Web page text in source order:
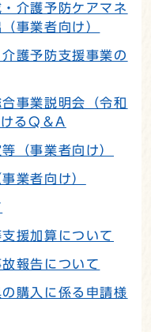
介護予防ケアマネ
事業者向け）
護予防支援事業の
事業説明会（令和
るQ＆A
（事業者向け）
業者向け）
援加算について
報告について
購入に係る申請様